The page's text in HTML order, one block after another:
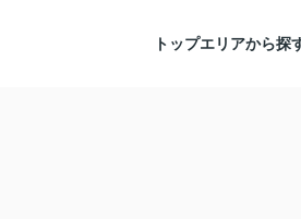
トップエリアから探